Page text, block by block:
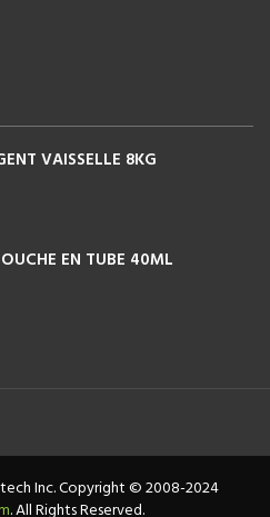
VAISSELLE 8KG
EN TUBE 40ML
Inc. Copyright © 2008-2024
. All Rights Reserved.